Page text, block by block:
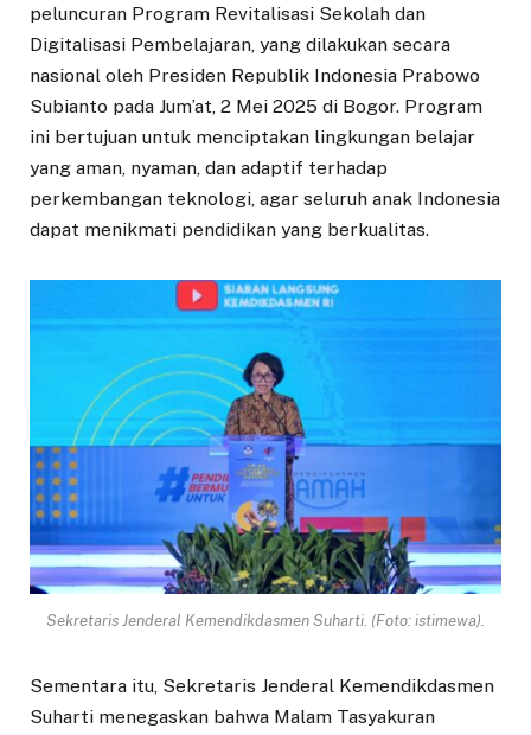
peluncuran Program Revitalisasi Sekolah dan
Digitalisasi Pembelajaran, yang dilakukan secara
nasional oleh Presiden Republik Indonesia Prabowo
Subianto pada Jum’at, 2 Mei 2025 di Bogor. Program
ini bertujuan untuk menciptakan lingkungan belajar
yang aman, nyaman, dan adaptif terhadap
perkembangan teknologi, agar seluruh anak Indonesia
dapat menikmati pendidikan yang berkualitas.
Sekretaris Jenderal Kemendikdasmen Suharti. (Foto: istimewa).
Sementara itu, Sekretaris Jenderal Kemendikdasmen
Suharti menegaskan bahwa Malam Tasyakuran